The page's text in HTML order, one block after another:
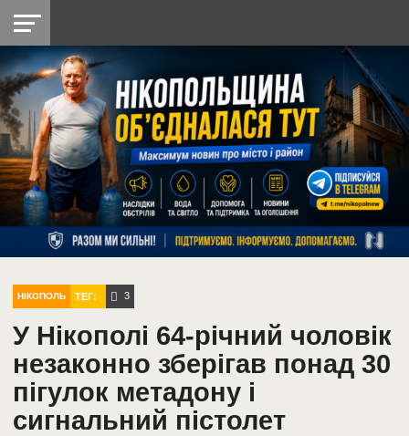
НІКОПОЛЬ
РАЙОН
СІЧЕСЛАВСЬКА
УКРАЇНА
РЕТРО
НІКОПОЛЬ
ЛАЙТ
УКРАЇНА
ДОПОМОГА
РАДІО
НІКОПОЛЬ ТЕГ: 3
У Нікополі 64-річний чоловік
незаконно зберігав понад 30
пігулок метадону і
сигнальний пістолет